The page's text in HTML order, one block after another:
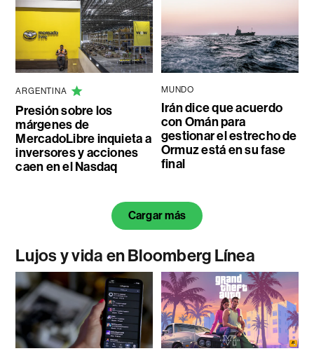
ARGENTINA
Presión sobre los
márgenes de
MercadoLibre inquieta a
inversores y acciones
caen en el Nasdaq
MUNDO
Irán dice que acuerdo
con Omán para
gestionar el estrecho de
Ormuz está en su fase
final
Cargar más
Lujos y vida en Bloomberg Línea